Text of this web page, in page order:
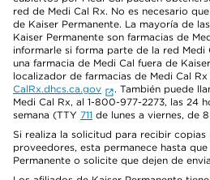
red de Medi Cal Rx. No es necesario
de Kaiser Permanente. La mayoría de
Kaiser Permanente son farmacias de
informarle si forma parte de la red Medi
una farmacia de Medi Cal fuera de
localizador de farmacias de Medi Cal Rx
CalRx.dhcs.ca.gov
. También puede
Medi Cal Rx, al 1-800-977-2273, las 24
semana (TTY 711 de lunes a viernes, de
Si realiza la solicitud para recibir
proveedores, esta permanece hasta
Permanente o solicite que dejen de